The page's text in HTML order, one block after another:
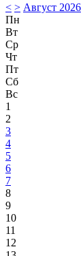
< > Август 2026
Пн
Вт
Ср
Чт
Пт
Сб
Вс
1
2
3
4
5
6
7
8
9
10
11
12